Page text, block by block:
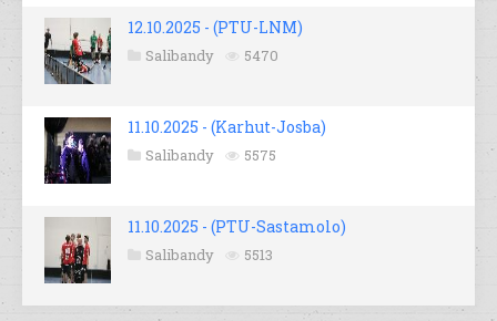
12.10.2025 - (PTU-LNM)
Salibandy 5470
11.10.2025 - (Karhut-Josba)
Salibandy 5575
11.10.2025 - (PTU-Sastamolo)
Salibandy 5513